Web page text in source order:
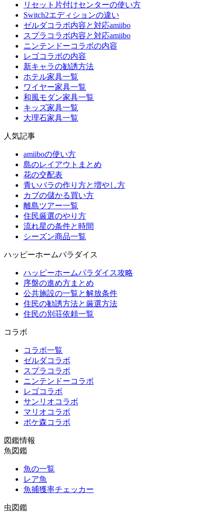
リセット片付けセンターの使い方
Switch2エディションの違い
ゼルダコラボ内容と対応amiibo
スプラコラボ内容と対応amiibo
ニンテンドーコラボの内容
レゴコラボの内容
新キャラの勧誘方法
ホテル家具一覧
ワイヤー家具一覧
和風モダン家具一覧
キッズ家具一覧
大理石家具一覧
人気記事
amiiboの使い方
島のレイアウトまとめ
花の交配表
青いバラの作り方と増やし方
カブの儲かる買い方
離島ツアー一覧
住民厳選のやり方
流れ星の条件と時間
シーズン商品一覧
ハッピーホームパラダイス
ハッピーホームパラダイス攻略
序盤の進め方まとめ
公共施設の一覧と解放条件
住民の勧誘方法と厳選方法
住民の別荘依頼一覧
コラボ
コラボ一覧
ゼルダコラボ
スプラコラボ
ニンテンドーコラボ
レゴコラボ
サンリオコラボ
マリオコラボ
ポケ森コラボ
図鑑情報
魚図鑑
魚の一覧
レア魚
魚捕獲率チェッカー
虫図鑑